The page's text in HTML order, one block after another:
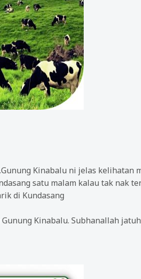
Kinabalu ni jelas kelihatan
satu malam kalau tak nak
di Kundasang
Kinabalu. Subhanallah